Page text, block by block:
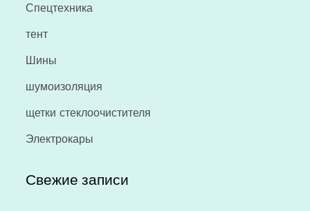
Спецтехника
тент
Шины
шумоизоляция
щетки стеклоочистителя
Электрокары
Свежие записи